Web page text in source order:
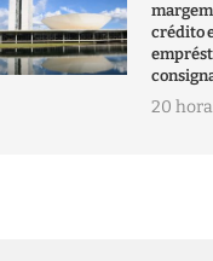
crédito
20